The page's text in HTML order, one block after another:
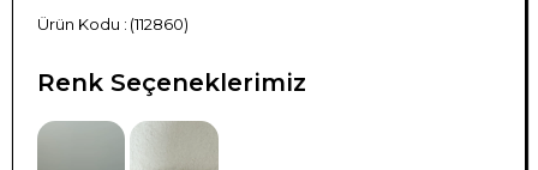
(112860)
Renk Seçeneklerimiz